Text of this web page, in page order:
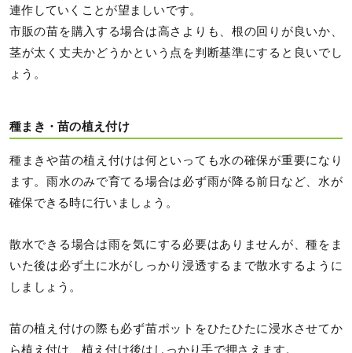
連作していくことが望ましいです。
市販の苗を購入する場合は高さよりも、根の回りが良いか、
茎が太く丈夫かどうかという点を判断基準にすると良いでし
ょう。
種まき・苗の植え付け
種まきや苗の植え付けは何といっても水の確保が重要になり
ます。雨水のみで育てる場合は必ず雨が降る前日など、水が
確保できる時に行いましょう。
散水できる場合は雨を気にする必要はありませんが、種をま
いた後は必ず土に水がしっかり浸透するまで散水するように
しましょう。
苗の植え付けの際も必ず苗ポットをひたひたに浸水させてか
ら植え付け、植え付け後はしっかり手で押さえます。